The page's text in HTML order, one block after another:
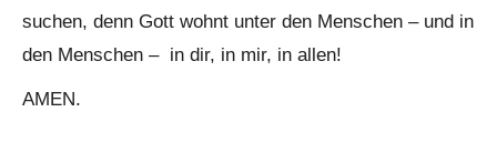
suchen, denn Gott wohnt unter den Menschen – und in
den Menschen – in dir, in mir, in allen!
AMEN.